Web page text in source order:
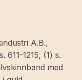
A.B.,
611-1215, (1) s.
med